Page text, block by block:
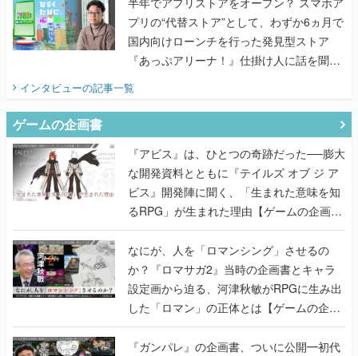
プリの“代替ストア”として、わずか6ヵ月で
国内向けローンチを行った発見型ストア
『あっぷアリーナ！』仕掛け人に話を聞い
インタビューの記事一覧
ゲームの企画書
『アビス』は、ひとつの奇跡だった──膨大
な開発資料とともに『テイルズ オブ ジ ア
ビス』開発陣に聞く、「生まれた意味を知
るRPG」が生まれた理由【ゲームの企画
書】
なにが、人を「ロマンシング」させるの
か？『ロマサガ2』当時の企画書とキャラ
設定画から迫る、河津秋敏がRPGに生み出
した「ロマン」の正体とは【ゲームの企画
書】
『ガンパレ』の企画書、ついに公開━初代